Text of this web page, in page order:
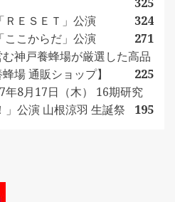
ＲＥＳＥＴ」公演
324
ここからだ」公演
271
神戸養蜂場が厳選した高品
場 通販ショップ】
225
年8月17日（木） 16期研究
公演 山根涼羽 生誕祭
195